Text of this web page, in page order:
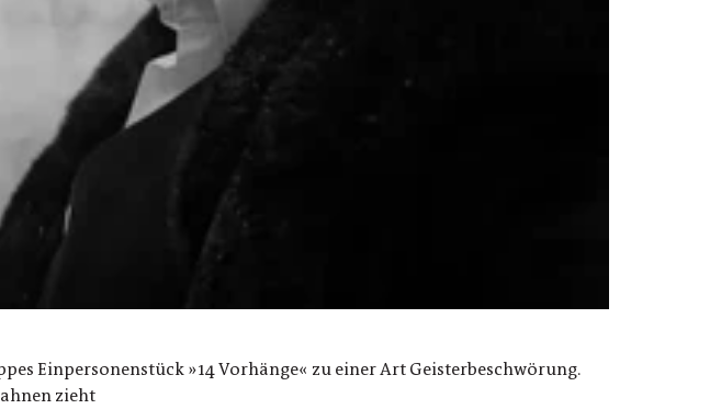
Einpersonenstück »14 Vorhänge« zu einer Art Geisterbeschwörung.
zieht